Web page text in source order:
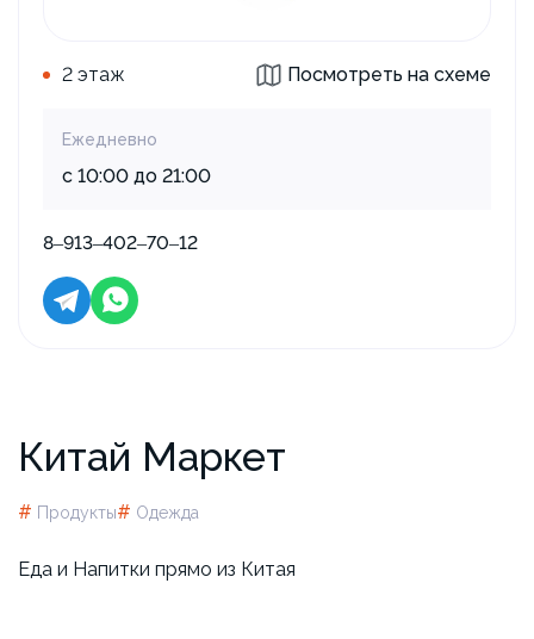
Китай Маркет
# Продукты# Одежда
Еда и Напитки прямо из Китая
2 этаж Посмотреть на схеме
Ежедневно
с 10:00 до 21:00
8‒913‒402‒70‒12